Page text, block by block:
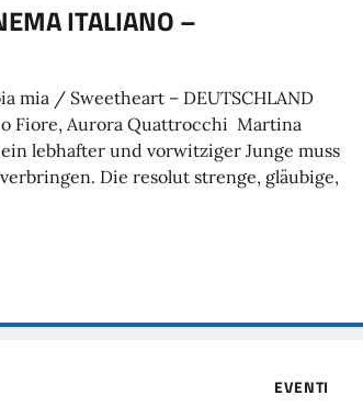
ITALIANO –
mia / Sweetheart – DEUTSCHLAND
Fiore, Aurora Quattrocchi Martina
lebhafter und vorwitziger Junge muss
Die resolut strenge, gläubige,
EVENTI